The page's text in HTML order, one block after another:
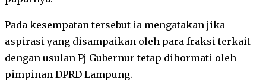
Pada kesempatan tersebut ia mengatakan jika
aspirasi yang disampaikan oleh para fraksi terkait
dengan usulan Pj Gubernur tetap dihormati oleh
pimpinan DPRD Lampung.